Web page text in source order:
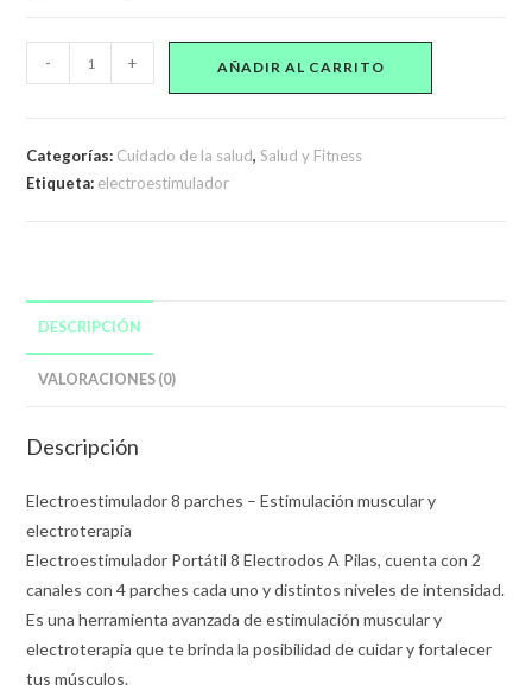
Electroestimulador
Portátil
Electrodos
- + AÑADIR AL CARRITO
Categorías: Cuidado de la salud,Salud y Fitness
Etiqueta: electroestimulador
DESCRIPCIÓN
VALORACIONES (0)
Descripción
Electroestimulador 8 parches – Estimulación muscular y
electroterapia
Electroestimulador Portátil 8 Electrodos A Pilas, cuenta con 2
canales con 4 parches cada uno y distintos niveles de intensidad.
Es una herramienta avanzada de estimulación muscular y
electroterapia que te brinda la posibilidad de cuidar y fortalecer
tus músculos.